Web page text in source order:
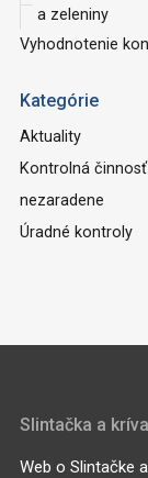
a zeleniny
Vyhodnotenie
Kategórie
Aktuality
Kontrolná činnosť
nezaradene
Úradné kontroly
Slintačka a
Web o Slintačke